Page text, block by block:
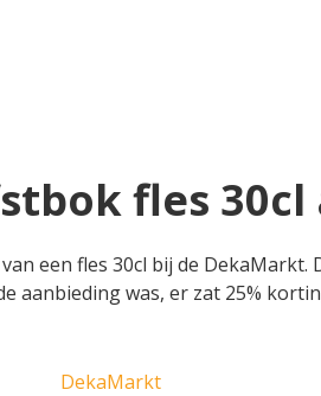
fles
een fles 30cl bij de
aanbieding was, er zat 25%
DekaMarkt